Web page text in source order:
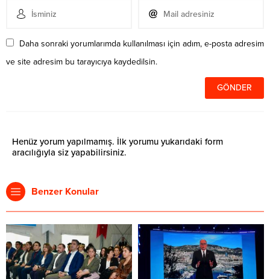
Daha sonraki yorumlarımda kullanılması için adım, e-posta adresim
ve site adresim bu tarayıcıya kaydedilsin.
Henüz yorum yapılmamış. İlk yorumu yukarıdaki form
aracılığıyla siz yapabilirsiniz.
Benzer Konular